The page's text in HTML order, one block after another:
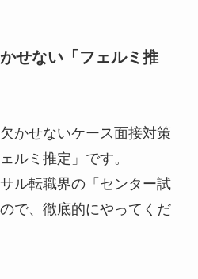
せない「フェルミ推
かせないケース面接対策
ルミ推定」です。
ル転職界の「センター試
で、徹底的にやってくだ